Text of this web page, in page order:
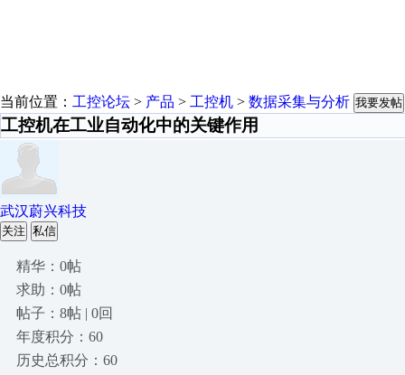
当前位置： 工控论坛 > 产品 > 工控机 > 数据采集与分析 我要发帖
工控机在工业自动化中的关键作用
武汉蔚兴科技
关注 私信
精华：0帖
求助：0帖
帖子：8帖 | 0回
年度积分：60
历史总积分：60